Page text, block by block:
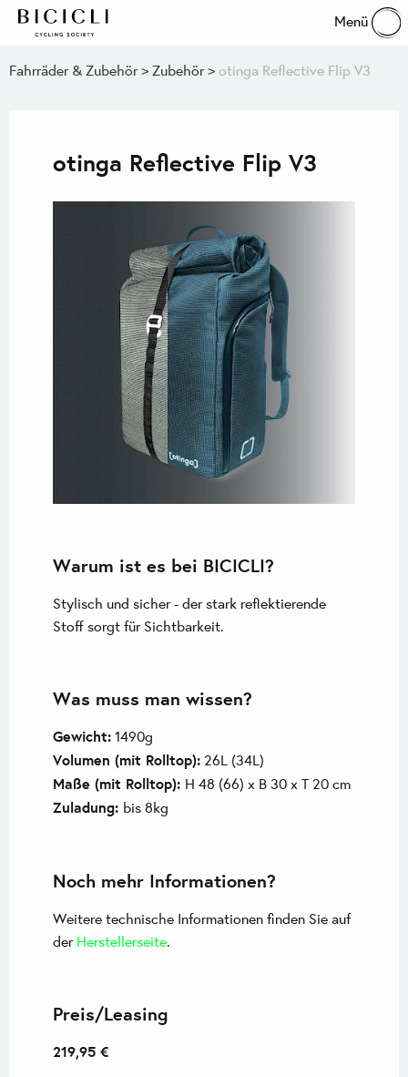
Menü
Fahrräder & Zubehör Zubehör otinga Reflective Flip V3
otinga Reflective Flip V3
Warum ist es bei BICICLI?
Stylisch und sicher - der stark reflektierende
Stoff sorgt für Sichtbarkeit.
Was muss man wissen?
Gewicht:1490g
Volumen (mit Rolltop): 26L (34L)
Maße (mit Rolltop): H 48 (66) x B 30 x T 20 cm
Zuladung: bis 8kg
Noch mehr Informationen?
Weitere technische Informationen finden Sie auf
derHerstellerseite.
Preis/Leasing
219,95 €